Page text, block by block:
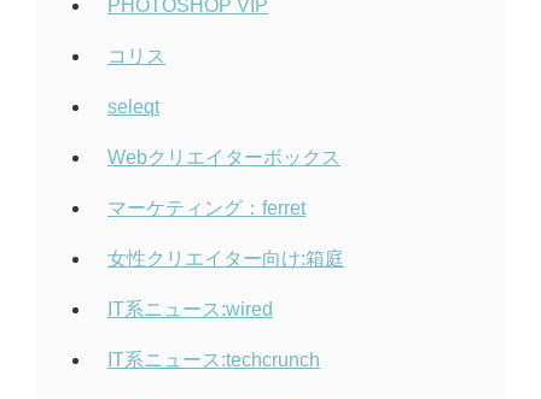
PHOTOSHOP VIP
コリス
seleqt
Webクリエイターボックス
マーケティング：ferret
女性クリエイター向け:箱庭
IT系ニュース:wired
IT系ニュース:techcrunch